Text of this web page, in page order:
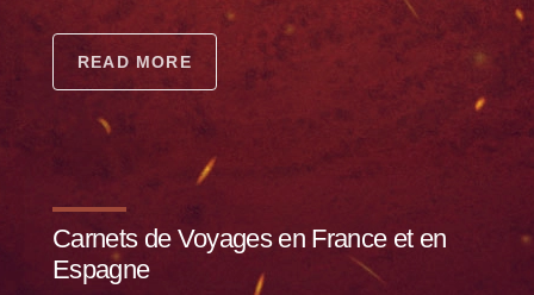
READ MORE
Carnets de Voyages en France et en
Espagne